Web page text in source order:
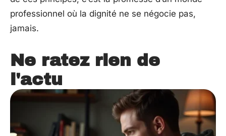
professionnel où la dignité ne se négocie pas,
jamais.
Ne ratez rien de
l'actu